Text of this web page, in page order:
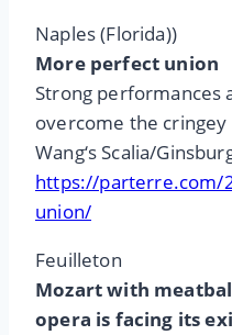
Naples (Florida))
More perfect union
Strong performances
overcome the
Wang‘s Scalia/
https://parterre.com/
union/
Feuilleton
Mozart with
opera is facing its